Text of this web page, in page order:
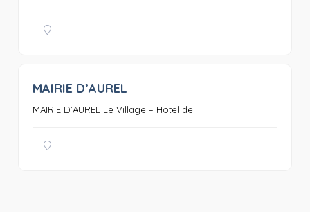
MAIRIE D’AUREL
MAIRIE D’AUREL Le Village – Hotel de ...